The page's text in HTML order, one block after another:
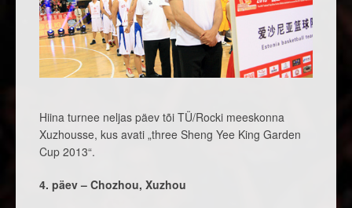
Hiina turnee neljas päev tõi TÜ/Rocki meeskonna
Xuzhousse, kus avati „three Sheng Yee King Garden
Cup 2013“.
4. päev – Chozhou, Xuzhou